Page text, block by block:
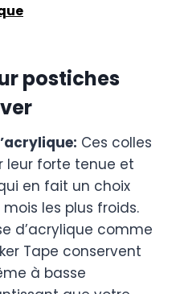
postiches
Ces colles
leur forte tenue et
en fait un choix
les plus froids.
d’acrylique comme
Tape conservent
à basse